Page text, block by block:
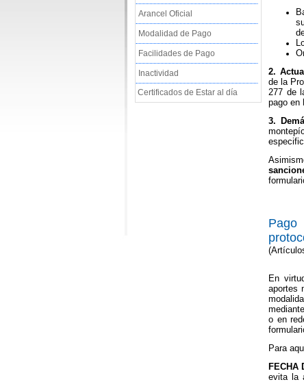
Arancel Oficial
Modalidad de Pago
Facilidades de Pago
Inactividad
Certificados de Estar al día
2.
de la
277 de
pago en
3.
Pago
En
aportes
o en
Para
FECHA
evita la